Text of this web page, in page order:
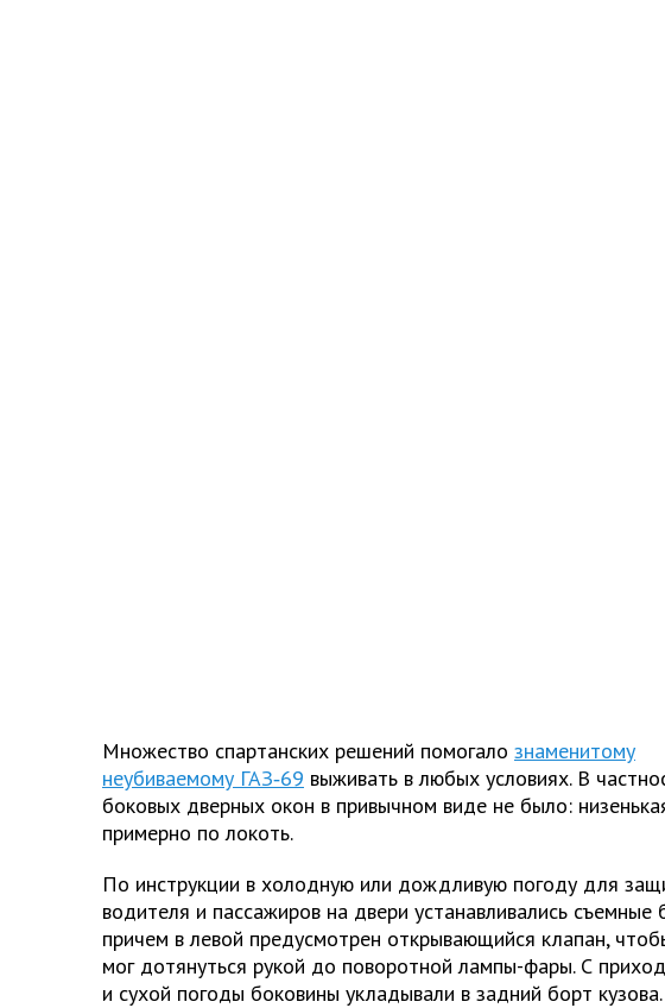
Множество спартанских решений помогало знаменитому
неубиваемому ГАЗ‑69 выживать в любых условиях. В
боковых дверных окон в привычном виде не было:
примерно по локоть.
По инструкции в холодную или дождливую погоду для
водителя и пассажиров на двери устанавливались съемные
причем в левой предусмотрен открывающийся клапан,
мог дотянуться рукой до поворотной лампы-фары. С
и сухой погоды боковины укладывали в задний борт кузова.